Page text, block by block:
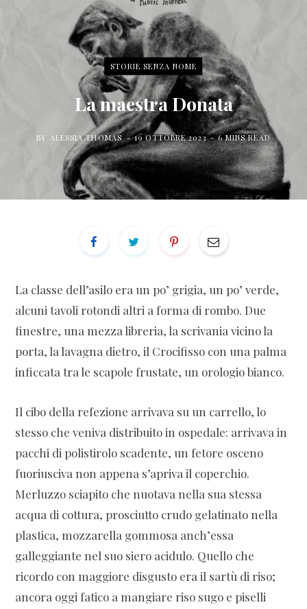
c
e
b
o
o
t
t
e
r
a
r
STORIE SENZA NOME
La maestra Donata
BY ALESSIA THOMAS 19 OTTOBRE 2023 6 MINS READ
La classe dell’asilo era un po’ grigia, un po’ verde,
alcuni tavoli rotondi altri a forma di rombo. Due
finestre, una mezza libreria, la scrivania vicino la
porta, la lavagna dietro, il Crocifisso con una palma
inficcata tra le scapole frustate, un orologio bianco.
Il cibo della refezione arrivava su un carrello, lo
stesso che veniva distribuito in ospedale: arrivava in
pacchi di polistirolo scadente, un fetore osceno
fuoriusciva non appena s’apriva il coperchio.
Merluzzo sciapito che nuotava nella sua stessa
acqua di cottura, prosciutto crudo gelatinato nella
plastica, mozzarella gommosa anch’essa
galleggiante nel suo siero acidulo. Quello che
ricordo con maggiore disgusto era il sartù di riso;
ancora oggi fatico a mangiare riso sugo e piselli